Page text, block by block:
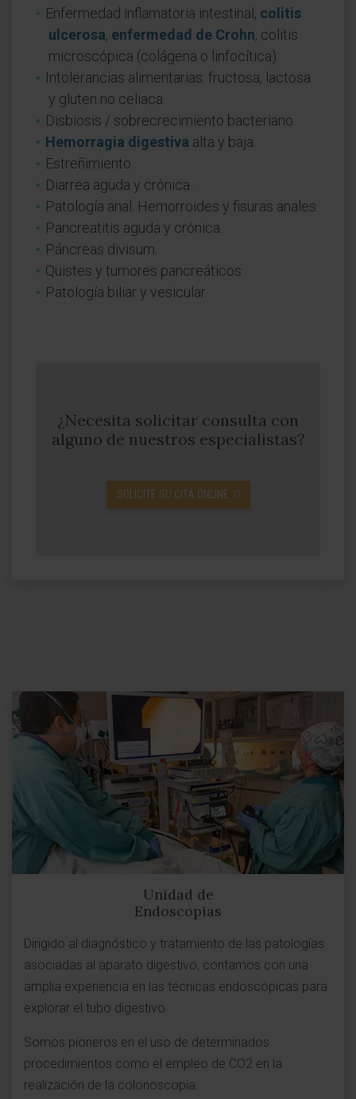
Enfermedad inflamatoria intestinal, colitis
ulcerosa, enfermedad de Crohn, colitis
microscópica (colágena o linfocítica).
Intolerancias alimentarias: fructosa, lactosa
y gluten no celiaca.
Disbiosis / sobrecrecimiento bacteriano.
Hemorragia digestiva alta y baja.
Estreñimiento .
Diarrea aguda y crónica .
Patología anal: Hemorroides y fisuras anales.
Pancreatitis aguda y crónica.
Páncreas divisum.
Quistes y tumores pancreáticos.
Patología biliar y vesicular.
¿Necesita solicitar consulta con
alguno de nuestros especialistas?
SOLICITE SU CITA ONLINE
Unidad de
Endoscopias
Dirigido al diagnóstico y tratamiento de las patologías
asociadas al aparato digestivo, contamos con una
amplia experiencia en las técnicas endoscópicas para
explorar el tubo digestivo.
Somos pioneros en el uso de determinados
procedimientos como el empleo de CO2 en la
realización de la colonoscopia.